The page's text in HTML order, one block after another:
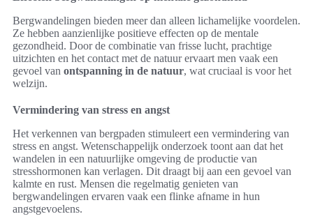
Bergwandelingen bieden meer dan alleen lichamelijke voordelen.
Ze hebben aanzienlijke positieve effecten op de mentale
gezondheid. Door de combinatie van frisse lucht, prachtige
uitzichten en het contact met de natuur ervaart men vaak een
gevoel van ontspanning in de natuur, wat cruciaal is voor het
welzijn.
Vermindering van stress en angst
Het verkennen van bergpaden stimuleert een vermindering van
stress en angst. Wetenschappelijk onderzoek toont aan dat het
wandelen in een natuurlijke omgeving de productie van
stresshormonen kan verlagen. Dit draagt bij aan een gevoel van
kalmte en rust. Mensen die regelmatig genieten van
bergwandelingen ervaren vaak een flinke afname in hun
angstgevoelens.